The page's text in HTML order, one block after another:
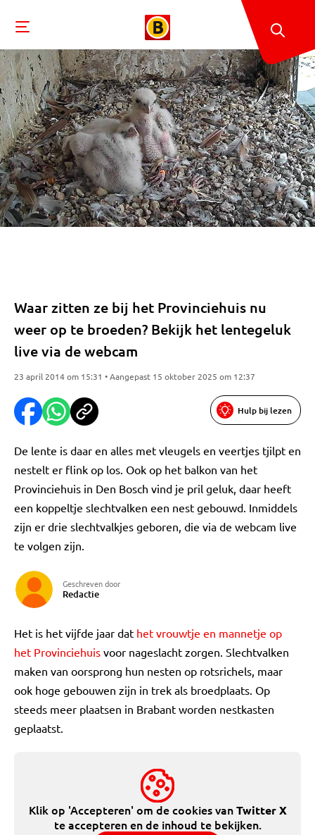
Waar zitten ze bij het Provinciehuis nu
weer op te broeden? Bekijk het lentegeluk
live via de webcam
23 april 2014 om 15:31 • Aangepast 15 oktober 2025 om 12:37
Hulp bij lezen
De lente is daar en alles met vleugels en veertjes tjilpt en
nestelt er flink op los. Ook op het balkon van het
Provinciehuis in Den Bosch vind je pril geluk, daar heeft
een koppeltje slechtvalken een nest gebouwd. Inmiddels
zijn er drie slechtvalkjes geboren, die via de webcam live
te volgen zijn.
Geschreven door
Redactie
Het is het vijfde jaar dat het vrouwtje en mannetje op
het Provinciehuis voor nageslacht zorgen. Slechtvalken
maken van oorsprong hun nesten op rotsrichels, maar
ook hoge gebouwen zijn in trek als broedplaats. Op
steeds meer plaatsen in Brabant worden nestkasten
geplaatst.
Klik op 'Accepteren' om de cookies vanTwitter X
te accepteren en de inhoud te bekijken.